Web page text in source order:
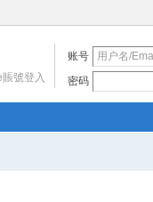
账号
密码
號登入